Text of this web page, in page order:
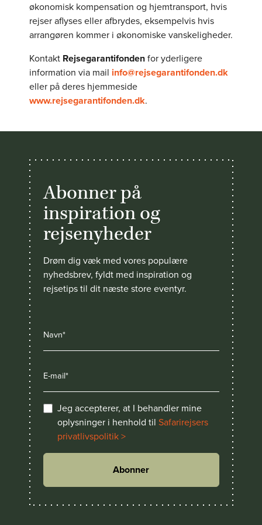
økonomisk kompensation og hjemtransport, hvis
rejser aflyses eller afbrydes, eksempelvis hvis
arrangøren kommer i økonomiske vanskeligheder.
Kontakt Rejsegarantifondenfor yderligere
information via mail info@rejsegarantifonden.dk
eller på deres hjemmeside
www.rejsegarantifonden.dk.
Abonner på
inspiration og
rejsenyheder
Drøm dig væk med vores populære
nyhedsbrev, fyldt med inspiration og
rejsetips til dit næste store eventyr.
Jeg accepterer, at I behandler mine
oplysninger i henhold til Safarirejsers
privatlivspolitik >
Abonner